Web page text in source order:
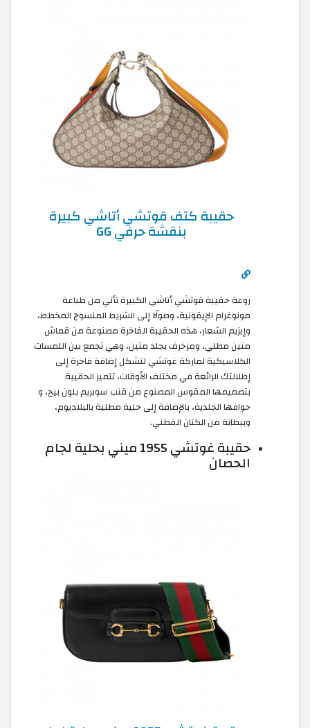
حقيبة كتف قوتشي أتاشي كبيرة
بنقشة حرفي GG
روعة حقيبة قوتشي أتاشي الكبيرة تأتي من طباعة
مونوغرام الإيقونية، وصولًا إلى الشريط المنسوج المخطط،
وإبزيم الشعار، هذه الحقيبة الفاخرة مصنوعة من قماش
متين مطلي، ومزخرف بجلد متين، وهي تجمع بين اللمسات
الكلاسيكية لماركة غوتشي لتشكل إضافة فاخرة إلى
إطلالتك الرائعة في مختلف الأوقات، تتميز الحقيبة
بتصميمها المقوس المصنوع من قنب سوبريم بلون بيج، و
حوافها الجلدية، بالإضافة إلى حلية مطلية بالبلاديوم،
وببطانة من الكتان القطني.
حقيبة غوتشي 1955 ميني بحلية لجام
الحصان